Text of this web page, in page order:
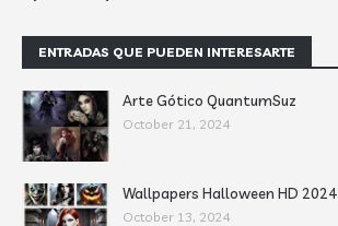
ENTRADAS QUE PUEDEN INTERESARTE
Arte Gótico QuantumSuz
October 21, 2024
Wallpapers Halloween HD 2024
October 13, 2024